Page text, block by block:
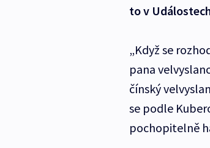
to v
„Když se
pana
čínský
se podle
pochopitelně